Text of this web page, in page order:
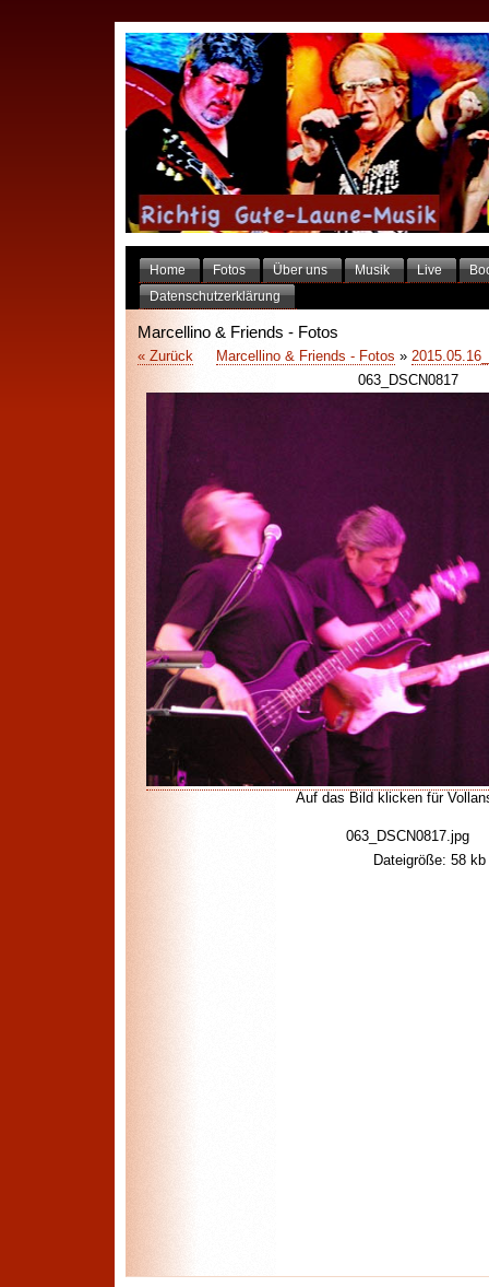
Home Fotos Über uns Musik Live
Datenschutzerklärung
Marcellino & Friends - Fotos
Marcellino & Friends - Fotos »
« Zurück
063_DSCN0817
Auf das Bild klicken für
063_DSCN0817.jpg
Dateigröße: 58 kb